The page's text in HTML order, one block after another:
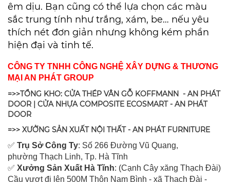
êm dịu. Bạn cũng có thể lựa chọn các màu
sắc trung tính như trắng, xám, be… nếu yêu
thích nét đơn giản nhưng không kém phần
hiện đại và tinh tế.
CÔNG TY TNHH CÔNG NGHỆ XÂY DỰNG & THƯƠNG
MẠI AN PHÁT GROUP
=>>TỔNG KHO: CỬA THÉP VÂN GỖ KOFFMANN - AN PHÁT
DOOR | CỬA NHỰA COMPOSITE ECOSMART - AN PHÁT
DOOR
=>> XƯỞNG SẢN XUẤT NỘI THẤT - AN PHÁT FURNITURE
✅ Trụ Sở Công Ty: Số 266 Đường Vũ Quang,
phường Thạch Linh, Tp. Hà Tĩnh
✅ Xưởng Sản Xuất Hà Tĩnh: (Cạnh Cây xăng Thạch Đài)
Cầu vượt đi lên 500M Thôn Nam Bình - xã Thạch Đài -